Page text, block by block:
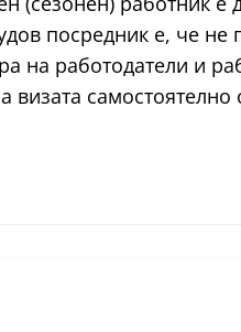
посредник е, че не
на работодатели и
визата